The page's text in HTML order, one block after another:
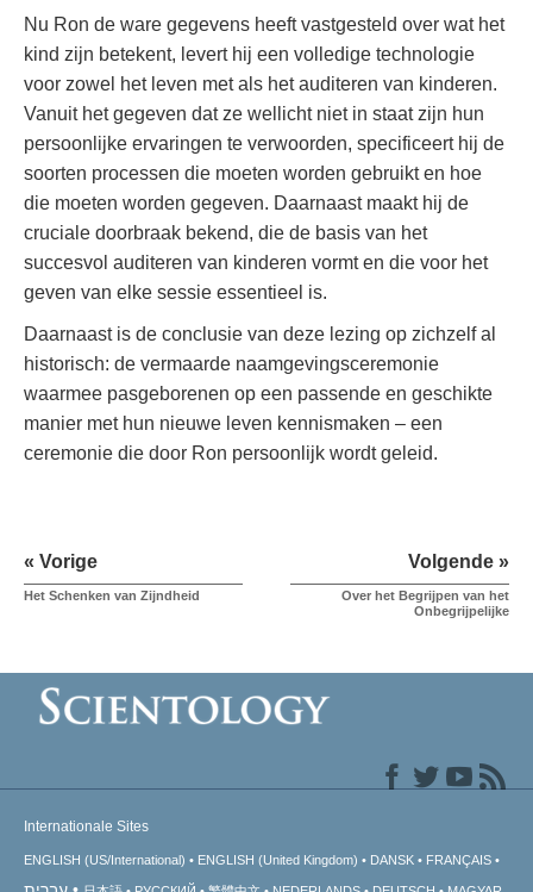
Nu Ron de ware gegevens heeft vastgesteld over wat het
kind zijn betekent, levert hij een volledige technologie
voor zowel het leven met als het auditeren van kinderen.
Vanuit het gegeven dat ze wellicht niet in staat zijn hun
persoonlijke ervaringen te verwoorden, specificeert hij de
soorten processen die moeten worden gebruikt en hoe
die moeten worden gegeven. Daarnaast maakt hij de
cruciale doorbraak bekend, die de basis van het
succesvol auditeren van kinderen vormt en die voor het
geven van elke sessie essentieel is.
Daarnaast is de conclusie van deze lezing op zichzelf al
historisch: de vermaarde naamgevingsceremonie
waarmee pasgeborenen op een passende en geschikte
manier met hun nieuwe leven kennismaken – een
ceremonie die door Ron persoonlijk wordt geleid.
« Vorige
Het Schenken van Zijndheid
Volgende »
Over het Begrijpen van het
Onbegrijpelijke
Internationale Sites
ENGLISH (US/International) ENGLISH (United Kingdom) DANSK FRANÇAIS